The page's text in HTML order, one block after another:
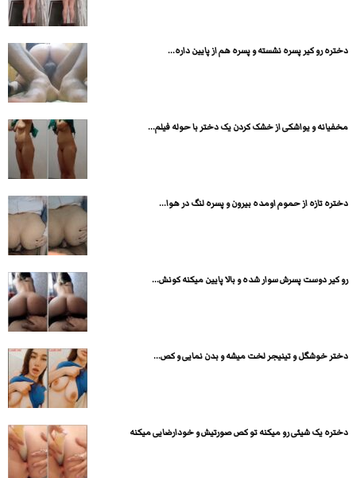
دختره رو کیر پسره نشسته و پسره هم از پایین داره...
مخفیانه و یواشکی از خشک کردن یک دختر با حوله فیلم...
دختره تازه از حموم اومده بیرون و پسره لنگ در هوا...
رو کیر دوست پسرش سوار شده و بالا پایین میکنه کونش...
دختر خوشگل و تینیجر لخت میشه و بدن نمایی و کص...
دختره یک شیئی رو میکنه تو کص صورتیش و خودارضایی میکنه